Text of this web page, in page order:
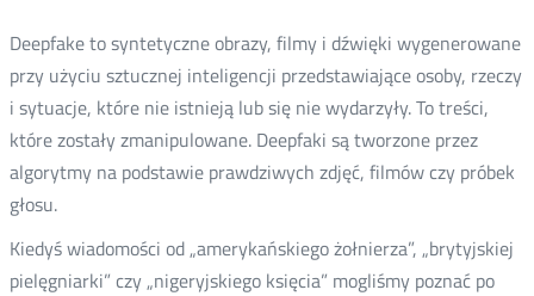
Deepfake to syntetyczne obrazy, filmy i dźwięki wygenerowane
przy użyciu sztucznej inteligencji przedstawiające osoby, rzeczy
i sytuacje, które nie istnieją lub się nie wydarzyły. To treści,
które zostały zmanipulowane. Deepfaki są tworzone przez
algorytmy na podstawie prawdziwych zdjęć, filmów czy próbek
głosu.
Kiedyś wiadomości od „amerykańskiego żołnierza”, „brytyjskiej
pielęgniarki” czy „nigeryjskiego księcia” mogliśmy poznać po